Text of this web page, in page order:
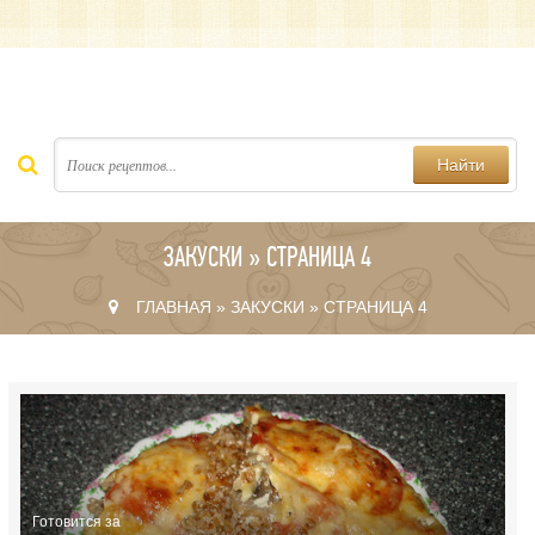
Найти
ЗАКУСКИ » СТРАНИЦА 4
ГЛАВНАЯ » ЗАКУСКИ » СТРАНИЦА 4
Готовится за